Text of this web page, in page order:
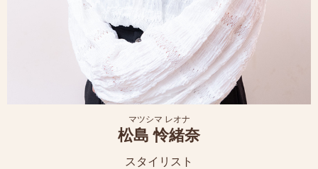
マツシマ レオナ
松島 怜緒奈
スタイリスト